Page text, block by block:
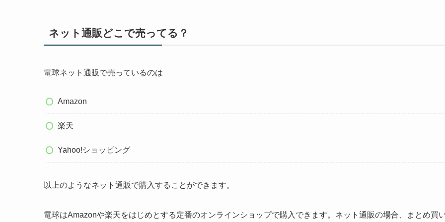
ネット通販どこで売ってる？
電球ネット通販で売っているのは
Amazon
楽天
Yahoo!ショッピング
以上のようなネット通販で購入することができます。
電球はAmazonや楽天をはじめとする定番のオンラインショップで購入できます。ネット通販の場合、まとめ買